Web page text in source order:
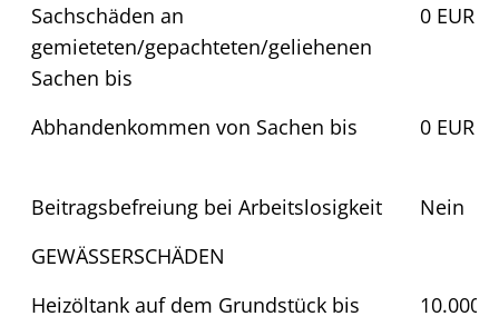
Sachschäden an
gemieteten/gepachteten/geliehenen
Sachen bis
0 EUR
Abhandenkommen von Sachen bis 0 EUR
Beitragsbefreiung bei Arbeitslosigkeit
Nein
GEWÄSSERSCHÄDEN
Heizöltank auf dem Grundstück bis